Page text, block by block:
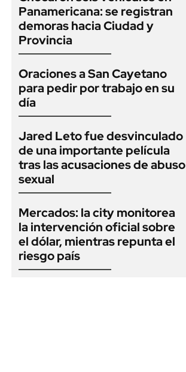
Panamericana: se registran
demoras hacia Ciudad y
Provincia
Oraciones a San Cayetano
para pedir por trabajo en su
día
Jared Leto fue desvinculado
de una importante película
tras las acusaciones de abuso
sexual
Mercados: la city monitorea
la intervención oficial sobre
el dólar, mientras repunta el
riesgo país